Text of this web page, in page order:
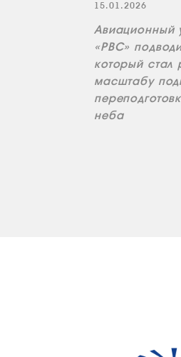
15.01.2026
Авиационный
«РВС»
который
масштабу
неба